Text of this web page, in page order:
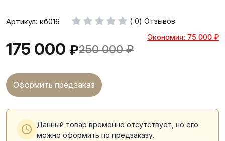
Артикул: кб016 ( 0) Отзывов
175 000 ₽250 000 ₽
Экономия: 75 000 ₽
Оформить предзаказ
Данный товар временно отсутствует, но его
можно оформить по предзаказу.